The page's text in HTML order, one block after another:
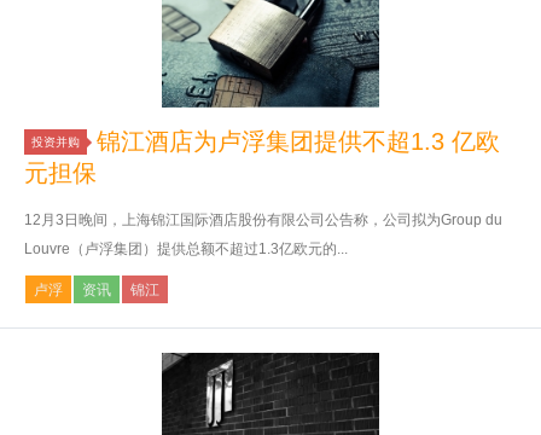
投资并购
锦江酒店为卢浮集团提供不超1.3 亿欧
元担保
12月3日晚间，上海锦江国际酒店股份有限公司公告称，公司拟为Group du
Louvre（卢浮集团）提供总额不超过1.3亿欧元的...
卢浮 资讯 锦江